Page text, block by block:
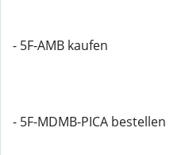
- 5F-AMB kaufen
- 5F-MDMB-PICA bestellen